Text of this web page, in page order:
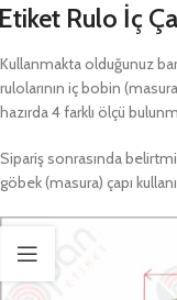
Rulo İç
Kullanmakta olduğunuz
rulolarının iç bobin
hazırda 4 farklı ölçü
Sipariş sonrasında
göbek (masura) çapı